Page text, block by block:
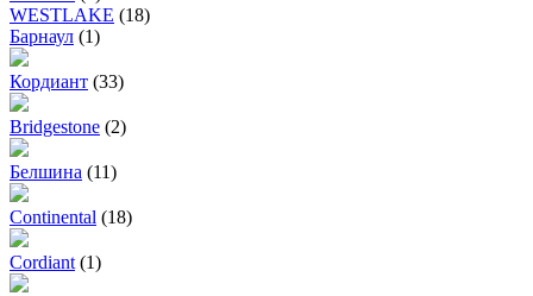
WESTLAKE (18)
Барнаул (1)
Кордиант (33)
Bridgestone (2)
Белшина (11)
Continental (18)
Cordiant (1)